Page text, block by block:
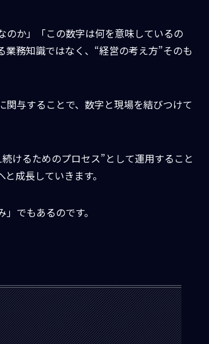
のか」「この数字は何を意味しているの
務知識ではなく、“経営の考え方”そのも
与することで、数字と現場を結びつけて
けるためのプロセス”として運用すること
成長していきます。
でもあるのです。